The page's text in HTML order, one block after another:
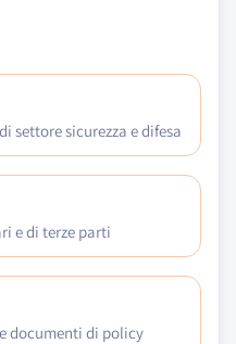
settore sicurezza e difesa
e di terze parti
documenti di policy